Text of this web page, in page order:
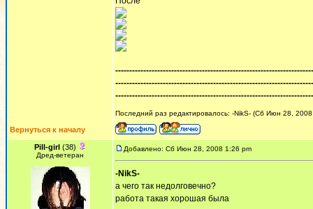
Последний раз редактировалось: -NikS- (Сб Июн 28,
Вернуться к началу
Pill-girl (38)
Дред-ветеран
Добавлено: Сб Июн 28, 2008 1:26 pm
-NikS-
а чего так недолговечно?
работа такая хорошая была